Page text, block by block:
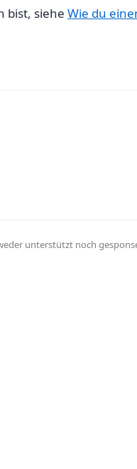
bist, siehe Wie du
unterstützt noch